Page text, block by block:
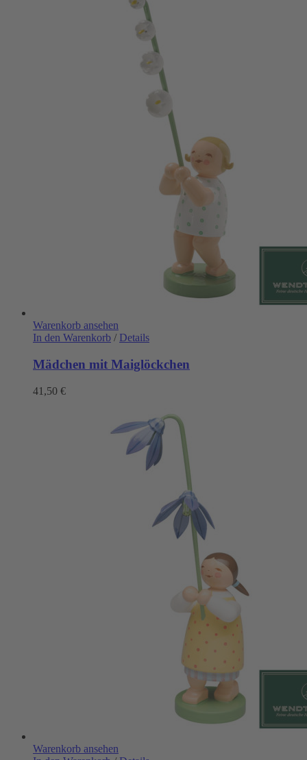
Warenkorb ansehen
In den Warenkorb / Details
Mädchen mit Maiglöckchen
41,50 €
Warenkorb ansehen